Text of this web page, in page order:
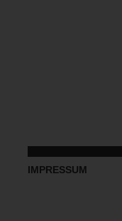
IMPRESSUM